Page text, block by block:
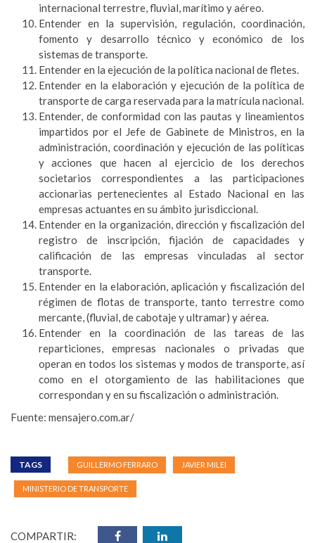
internacional terrestre, fluvial, marítimo y aéreo.
Entender en la supervisión, regulación, coordinación,
fomento y desarrollo técnico y económico de los
sistemas de transporte.
Entender en la ejecución de la política nacional de fletes.
Entender en la elaboración y ejecución de la política de
transporte de carga reservada para la matrícula nacional.
Entender, de conformidad con las pautas y lineamientos
impartidos por el Jefe de Gabinete de Ministros, en la
administración, coordinación y ejecución de las políticas
y acciones que hacen al ejercicio de los derechos
societarios correspondientes a las participaciones
accionarias pertenecientes al Estado Nacional en las
empresas actuantes en su ámbito jurisdiccional.
Entender en la organización, dirección y fiscalización del
registro de inscripción, fijación de capacidades y
calificación de las empresas vinculadas al sector
transporte.
Entender en la elaboración, aplicación y fiscalización del
régimen de flotas de transporte, tanto terrestre como
mercante, (fluvial, de cabotaje y ultramar) y aérea.
Entender en la coordinación de las tareas de las
reparticiones, empresas nacionales o privadas que
operan en todos los sistemas y modos de transporte, así
como en el otorgamiento de las habilitaciones que
correspondan y en su fiscalización o administración.
Fuente: mensajero.com.ar/
TAGS GUILLERMO FERRARO JAVIER MILEI
MINISTERIO DE TRANSPORTE
COMPARTIR: